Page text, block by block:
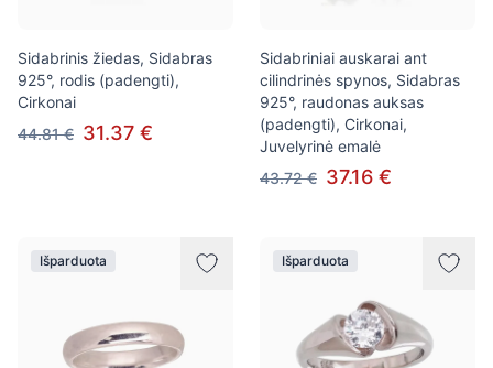
Sidabrinis žiedas, Sidabras
925°, rodis (padengti),
Cirkonai
44.81 € 31.37 €
Sidabriniai auskarai ant
cilindrinės spynos, Sidabras
925°, raudonas auksas
(padengti), Cirkonai,
Juvelyrinė emalė
43.72 € 37.16 €
Išparduota Išparduota